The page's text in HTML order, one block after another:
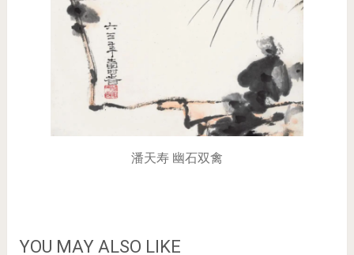
潘天寿 幽石双禽
YOU MAY ALSO LIKE